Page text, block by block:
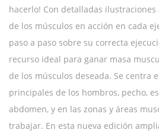
hacerlo! Con detalladas
de los músculos en acción en cada
paso a paso sobre su correcta
recurso ideal para ganar masa
de los músculos deseada. Se centra
principales de los hombros, pecho,
abdomen, y en las zonas y áreas
trabajar. En esta nueva edición